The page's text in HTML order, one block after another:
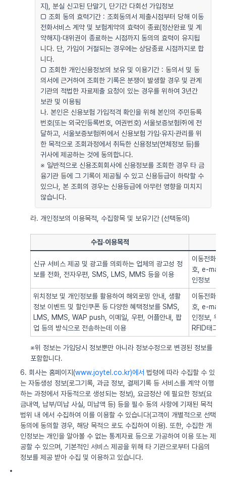
지), 분실 신고된 단말기, 단기간 다회선 가입정보
□ 조회 동의 효력기간 : 조회동의서 제출시점부터 당해 이동
전화서비스 계약 및 보험계약의 효력이 종료(정산완료 및 계
약해지)·대위권이 종료하는 시점까지 동의의 효력이 유지됩
니다. 단, 가입이 거절되는 경우에는 상담종료 시점까지로 합
니다.
□ 조회한 개인신용정보의 보유 및 이용기간 : 동의서 및 동
의서에 근거하여 조회한 기록은 분쟁이 발생할 경우 및 관계
기관의 적법한 자료제출 요청이 있는 경우를 위하여 3년간
보관 및 이용됨
나. 본인은 신용보험 가입적격 확인을 위해 본인의 주민등록
번호(또는 외국인등록번호, 여권번호) 서울보증보험㈜에 전
달하고, 서울보증보험㈜에서 신용보험 가입·유지·관리를 위
한 목적으로 조회과정에서 취득한 신용정보(연체정보 등)를
귀사에 제공하는 것에 동의합니다.
※ 일반적으로 신용조회회사에 신용정보를 조회한 경우 타 금
융기관 등에 그 기록이 제공될 수 있고 신용등급이 하락할 수
있으나, 본 조회의 경우는 신용등급에 아무런 영향을 미치지
않습니다.
라. 개인정보의 이용목적, 수집항목 및 보유기간 (선택동의)
수집·이용목적
신규 서비스 제공 및 광고를 의뢰하는 업체의 광고성 정
보를 전화, 전자우편, SMS, LMS, MMS 등을 이용
이동전화번
호, e-mail,
인정보
위치정보 및 개인정보를 활용하여 해외로밍 안내, 생활
정보 이벤트 및 할인쿠폰 등 다양한 혜택정보를 SMS,
LMS, MMS, WAP push, 이메일, 우편, 어플안내, 팝
업 등의 방식으로 전송하는데 이용
이동전화번
호, e-mail,
인정보, 위
RFID태그
※위 정보는 가입당시 정보뿐만 아니라 정보수정으로 변경된 정보를
포함합니다.
6. 회사는 홈페이지(www.joytel.co.kr)에서 법령에 따라 수집할 수 있
는 자동생성 정보(로그기록, 과금 정보, 결제기록 등 서비스를 계약 이행
하는 과정에서 자동적으로 생성되는 정보), 요금정산 에 필요한 정보(요
금내역, 납부/미납 사실, 미납액 등) 등을 필수 동의 사항에 기재된 목적
범위 내 에서 수집하여 이를 이용할 수 있습니다(고객이 개별적으로 선택
동의에 동의할 경우, 해당 목적으 로도 수집하여 이용). 또한, 수집한 개
인정보는 개인을 알아볼 수 없는 통계자료 등으로 가공하여 이용 또는 제
공할 수 있으며, 기본적인 서비스 제공을 위해 타 기관으로부터 다음의
정보를 제공 받아 수집 및 이용하고 있습니다.